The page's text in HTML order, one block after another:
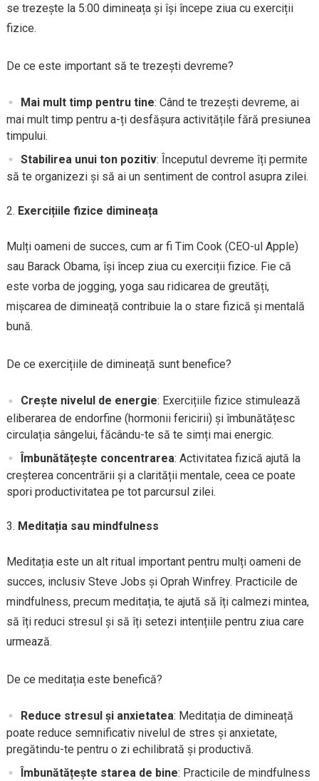
se trezește la 5:00 dimineața și își începe ziua cu exerciții
fizice.
De ce este important să te trezești devreme?
Mai mult timp pentru tine: Când te trezești devreme, ai
mai mult timp pentru a-ți desfășura activitățile fără presiunea
timpului.
Stabilirea unui ton pozitiv: Începutul devreme îți permite
să te organizezi și să ai un sentiment de control asupra zilei.
Exercițiile fizice dimineața
Mulți oameni de succes, cum ar fi Tim Cook (CEO-ul Apple)
sau Barack Obama, își încep ziua cu exerciții fizice. Fie că
este vorba de jogging, yoga sau ridicarea de greutăți,
mișcarea de dimineață contribuie la o stare fizică și mentală
bună.
De ce exercițiile de dimineață sunt benefice?
Crește nivelul de energie: Exercițiile fizice stimulează
eliberarea de endorfine (hormonii fericirii) și îmbunătățesc
circulația sângelui, făcându-te să te simți mai energic.
Îmbunătățește concentrarea: Activitatea fizică ajută la
creșterea concentrării și a clarității mentale, ceea ce poate
spori productivitatea pe tot parcursul zilei.
Meditația sau mindfulness
Meditația este un alt ritual important pentru mulți oameni de
succes, inclusiv Steve Jobs și Oprah Winfrey. Practicile de
mindfulness, precum meditația, te ajută să îți calmezi mintea,
să îți reduci stresul și să îți setezi intențiile pentru ziua care
urmează.
De ce meditația este benefică?
Reduce stresul și anxietatea: Meditația de dimineață
poate reduce semnificativ nivelul de stres și anxietate,
pregătindu-te pentru o zi echilibrată și productivă.
Îmbunătățește starea de bine: Practicile de mindfulness